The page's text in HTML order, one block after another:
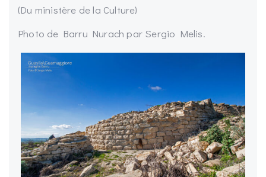
(Du ministère de la Culture)
Photo de Barru Nurach par Sergio Melis.